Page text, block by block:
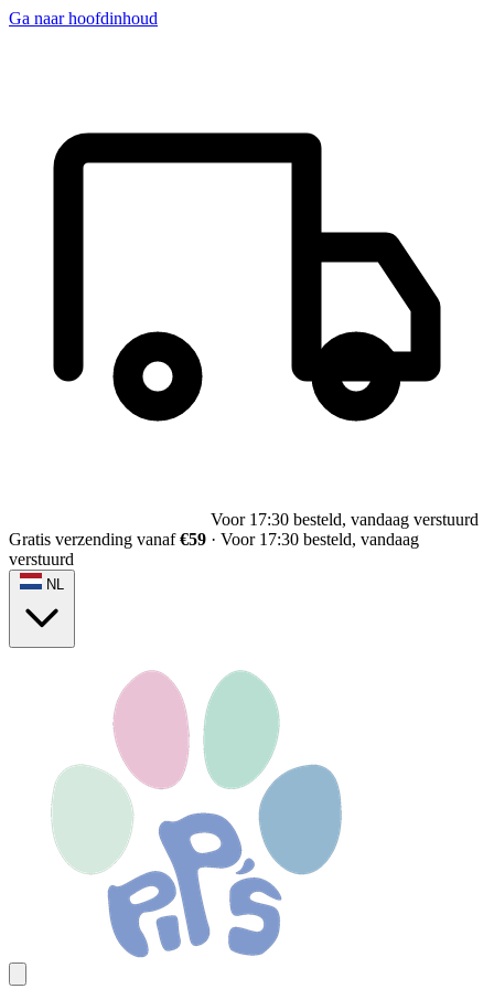
Ga naar hoofdinhoud
Gratis verzending vanaf€59 · Voor 17:30 besteld, vandaag
verstuurd
NL